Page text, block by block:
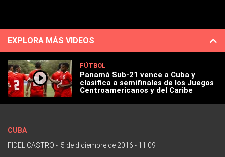
EXPLORA MÁS VIDEOS
FÚTBOL
Panamá Sub-21 vence a Cuba y
clasifica a semifinales de los Juegos
Centroamericanos y del Caribe
CUBA
FIDEL CASTRO - 5 de diciembre de 2016 - 11:09